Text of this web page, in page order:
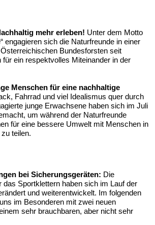
mehr erleben! Unter dem Motto
engagieren sich die Naturfreunde in einer
Bundesforsten seit
für ein respektvolles Miteinander in der
Menschen für eine nachhaltige
Fahrrad und viel Idealismus quer durch
junge Erwachsene haben sich im Juli
um während der Naturfreunde
für eine bessere Umwelt mit Menschen in
teilen.
bei Sicherungsgeräten: Die
das Sportklettern haben sich im Lauf der
und weiterentwickelt. Im folgenden
im Besonderen mit zwei neuen
sehr brauchbaren, aber nicht sehr